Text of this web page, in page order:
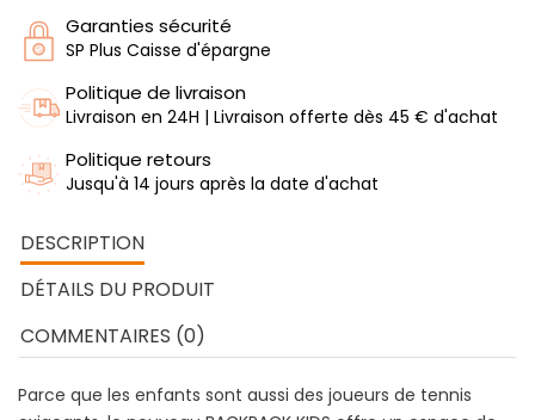
Garanties sécurité
SP Plus Caisse d'épargne
Politique de livraison
Livraison en 24H | Livraison offerte dès 45 € d'achat
Politique retours
Jusqu'à 14 jours après la date d'achat
DESCRIPTION
DÉTAILS DU PRODUIT
COMMENTAIRES (0)
Parce que les enfants sont aussi des joueurs de tennis